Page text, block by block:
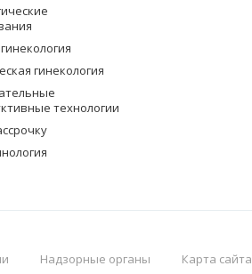
гинекология
технологии
Надзорные органы Карта сайта